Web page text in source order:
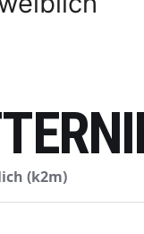
(k2m)